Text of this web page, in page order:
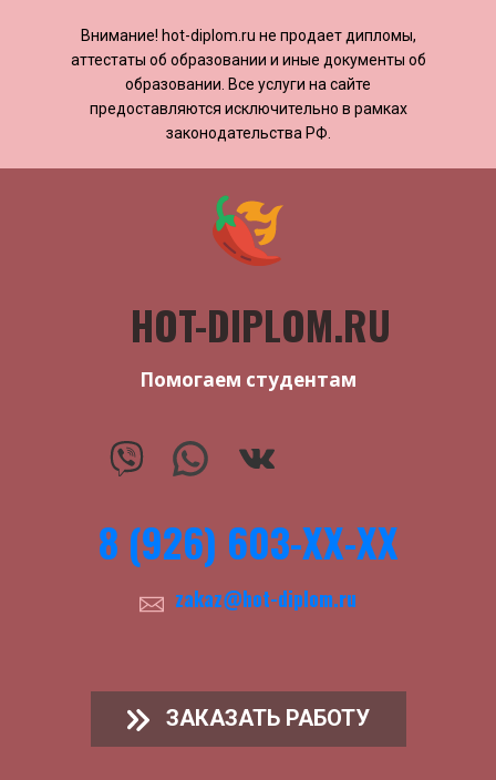
Внимание! ​​​​hot-diplom.ru не продает дипломы,
аттестаты об образовании и иные документы об
образовании. Все услуги на сайте
предоставляются исключительно в рамках
законодательства РФ.
HOT-DIPLOM.RU
Помогаем студентам
8 (926) 603-ХХ-ХХ
zakaz@hot-diplom.ru
ЗАКАЗАТЬ РАБОТУ